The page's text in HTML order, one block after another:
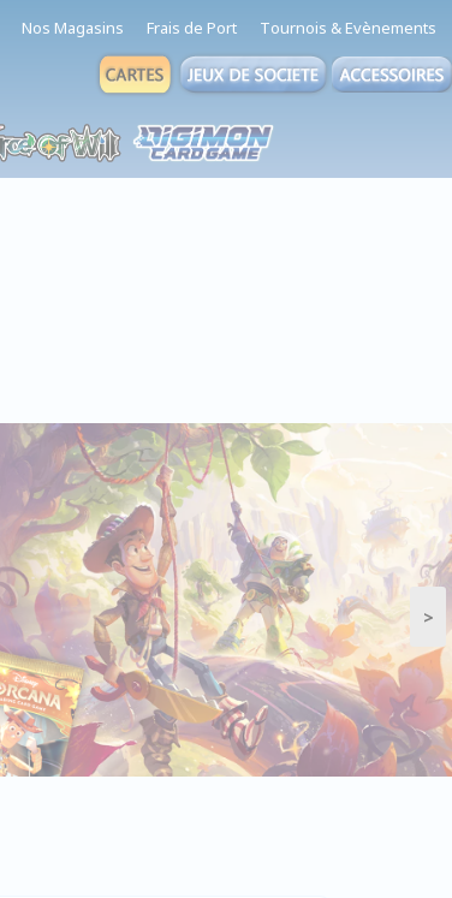
Nos Magasins Frais de Port Tournois & Evènements
>